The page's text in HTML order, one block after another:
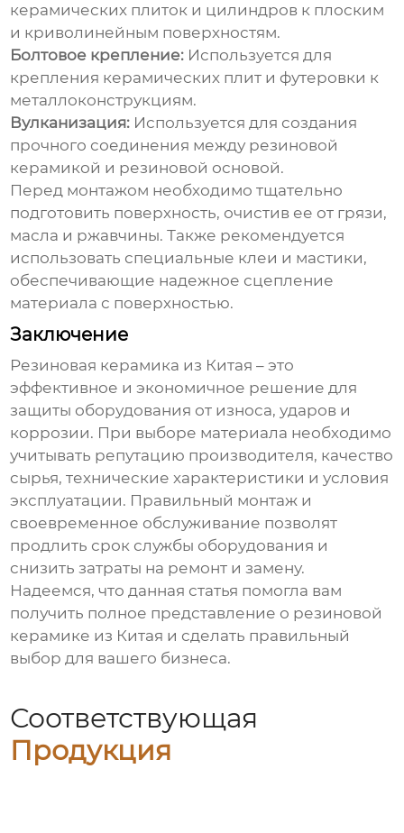
керамических плиток и цилиндров к плоским
и криволинейным поверхностям.
Болтовое крепление: Используется для
крепления керамических плит и футеровки к
металлоконструкциям.
Вулканизация: Используется для создания
прочного соединения между резиновой
керамикой и резиновой основой.
Перед монтажом необходимо тщательно
подготовить поверхность, очистив ее от грязи,
масла и ржавчины. Также рекомендуется
использовать специальные клеи и мастики,
обеспечивающие надежное сцепление
материала с поверхностью.
Заключение
Резиновая керамика из Китая – это
эффективное и экономичное решение для
защиты оборудования от износа, ударов и
коррозии. При выборе материала необходимо
учитывать репутацию производителя, качество
сырья, технические характеристики и условия
эксплуатации. Правильный монтаж и
своевременное обслуживание позволят
продлить срок службы оборудования и
снизить затраты на ремонт и замену.
Надеемся, что данная статья помогла вам
получить полное представление о резиновой
керамике из Китая и сделать правильный
выбор для вашего бизнеса.
Соответствующая
Продукция